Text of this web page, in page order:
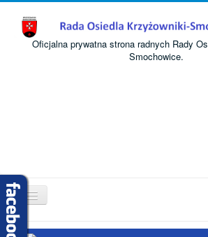
Oficjalna prywatna strona radnych Rady
Smochowice.
Przełącz
nawigację
Start